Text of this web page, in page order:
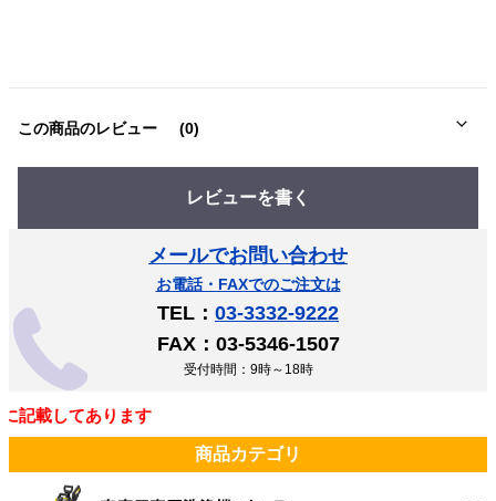
この商品のレビュー (0)
レビューを書く
メールでお問い合わせ
お電話・FAXでのご注文は
TEL： 03-3332-9222
FAX：03-5346-1507
受付時間：9時～18時
載してあります
商品カテゴリ